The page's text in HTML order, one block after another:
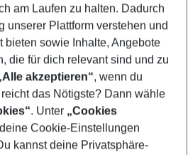
am Laufen zu halten. Dadurch
unserer Plattform verstehen und
bieten sowie Inhalte, Angebote
die für dich relevant sind und zu
akzeptieren“, wenn du
das Nötigste? Dann wähle
. Unter „Cookies
Cookie-Einstellungen
kannst deine Privatsphäre-